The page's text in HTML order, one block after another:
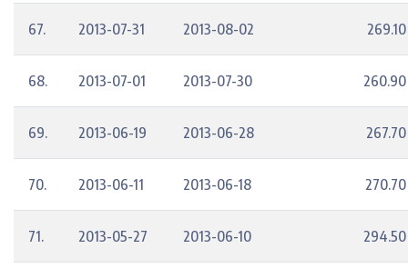
67. 2013-07-31 2013-08-02 269.10
68. 2013-07-01 2013-07-30 260.90
69. 2013-06-19 2013-06-28 267.70
70. 2013-06-11 2013-06-18 270.70
71. 2013-05-27 2013-06-10 294.50